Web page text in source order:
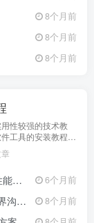
8个月前
8个月前
8个月前
性较强的技术教
工具的安装教程，
的实用方法，环境
石 6个月前
题 8个月前